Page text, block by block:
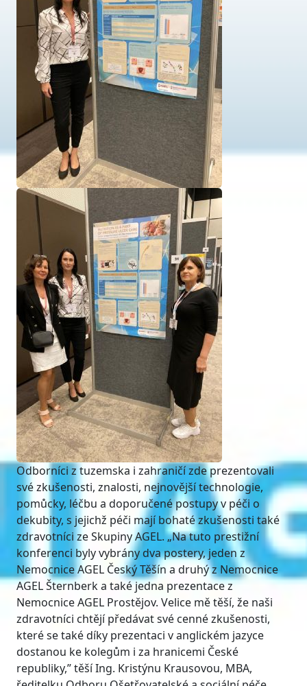
Odborníci z tuzemska i zahraničí zde prezentovali
své zkušenosti, znalosti, nejnovější technologie,
pomůcky, léčbu a doporučené postupy v péči o
dekubity, s jejichž péči mají bohaté zkušenosti také
zdravotníci ze Skupiny AGEL. „Na tuto prestižní
konferenci byly vybrány dva postery, jeden z
Nemocnice AGEL Český Těšín a druhý z Nemocnice
AGEL Šternberk a také jedna prezentace z
Nemocnice AGEL Prostějov. Velice mě těší, že naši
zdravotníci chtějí předávat své cenné zkušenosti,
které se také díky prezentaci v anglickém jazyce
dostanou ke kolegům i za hranicemi České
republiky,” těší Ing. Kristýnu Krausovou, MBA,